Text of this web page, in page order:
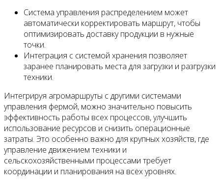
Система управления распределением может
автоматически корректировать маршрут, чтобы
оптимизировать доставку продукции в нужные
точки.
Интеграция с системой хранения позволяет
заранее планировать места для загрузки и разгрузки
техники.
Интегрируя агромаршруты с другими системами
управления фермой, можно значительно повысить
эффективность работы всех процессов, улучшить
использование ресурсов и снизить операционные
затраты. Это особенно важно для крупных хозяйств, где
управление движением техники и
сельскохозяйственными процессами требует
координации и планирования на всех уровнях.